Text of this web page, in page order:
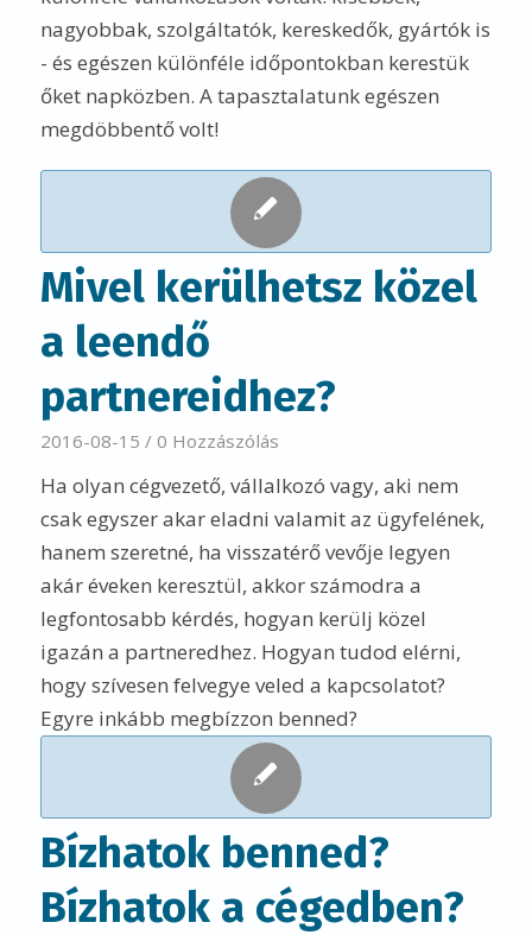
nagyobbak, szolgáltatók, kereskedők, gyártók is
- és egészen különféle időpontokban kerestük
őket napközben. A tapasztalatunk egészen
megdöbbentő volt!
Mivel kerülhetsz közel
a leendő
partnereidhez?
2016-08-15 / 0 Hozzászólás
Ha olyan cégvezető, vállalkozó vagy, aki nem
csak egyszer akar eladni valamit az ügyfelének,
hanem szeretné, ha visszatérő vevője legyen
akár éveken keresztül, akkor számodra a
legfontosabb kérdés, hogyan kerülj közel
igazán a partneredhez. Hogyan tudod elérni,
hogy szívesen felvegye veled a kapcsolatot?
Egyre inkább megbízzon benned?
Bízhatok benned?
Bízhatok a cégedben?